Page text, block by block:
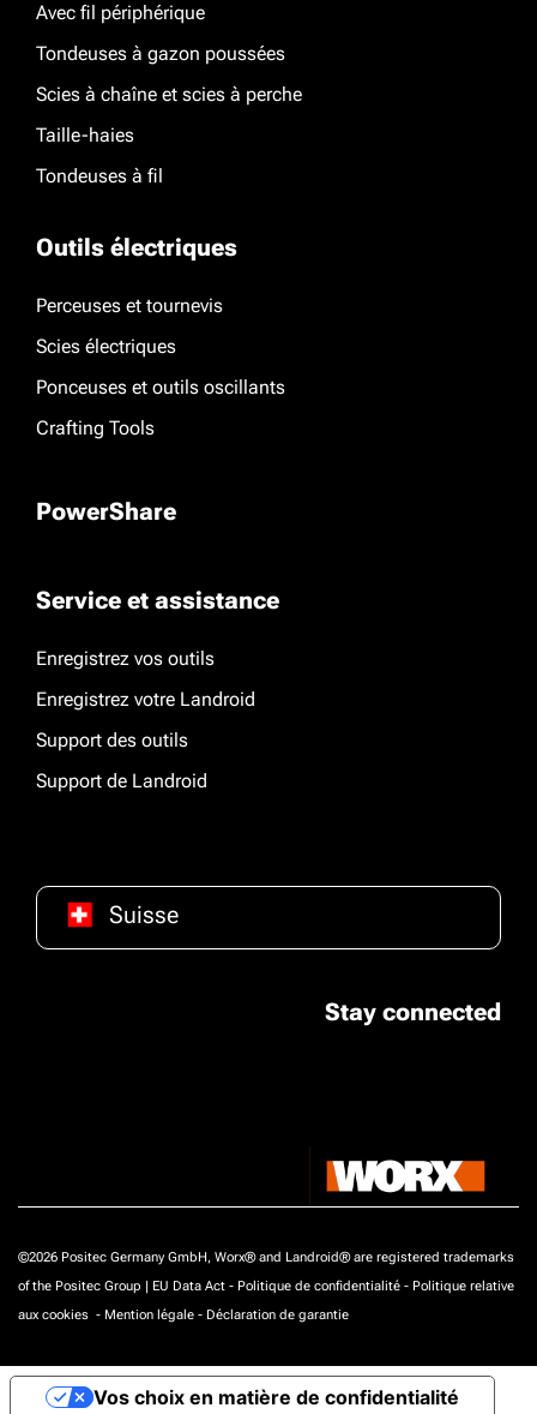
Avec fil périphérique
Tondeuses à gazon poussées
Scies à chaîne et scies à perche
Taille-haies
Tondeuses à fil
Outils électriques
Perceuses et tournevis
Scies électriques
Ponceuses et outils oscillants
Crafting Tools
PowerShare
Service et assistance
Enregistrez vos outils
Enregistrez votre Landroid
Support des outils
Support de Landroid
Suisse
Stay connected
©2026 Positec Germany GmbH, Worx® and Landroid® are registered trademarks
of the Positec Group | EU Data Act - Politique de confidentialité - Politique relative
aux cookies - Mention légale - Déclaration de garantie
Vos choix en matière de confidentialité